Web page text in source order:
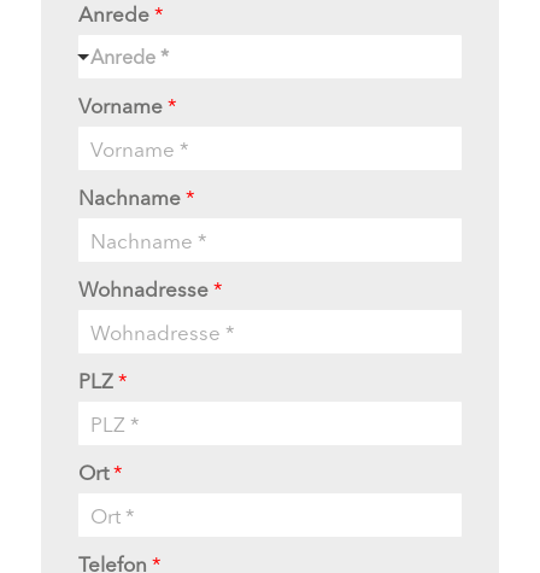
Anrede*
Anrede *
Vorname*
Nachname*
Wohnadresse*
PLZ*
Ort*
Telefon *